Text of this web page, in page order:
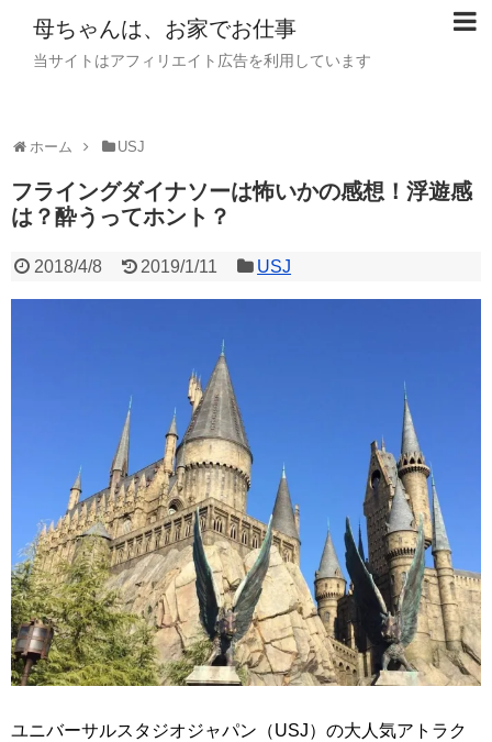
母ちゃんは、お家でお仕事
当サイトはアフィリエイト広告を利用しています
ホーム USJ
フライングダイナソーは怖いかの感想！浮遊感
は？酔うってホント？
2018/4/8 2019/1/11 USJ
ユニバーサルスタジオジャパン（USJ）の大人気アトラク